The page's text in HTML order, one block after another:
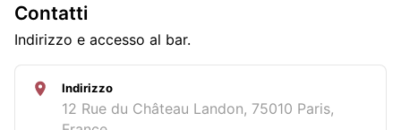
Contatti
Indirizzo e accesso al bar.
Indirizzo
12 Rue du Château Landon, 75010 Paris,